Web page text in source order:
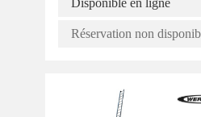
Réservation non